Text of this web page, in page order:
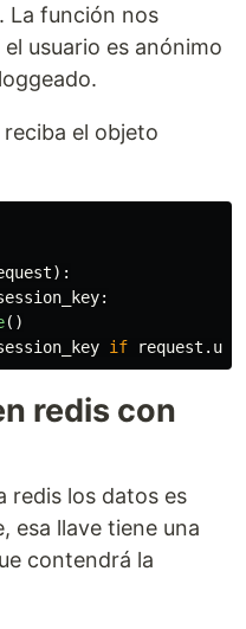
La función nos
el usuario es anónimo
el objeto
):
:
()
if request .
redis con
redis los datos es
esa llave tiene una
contendrá la